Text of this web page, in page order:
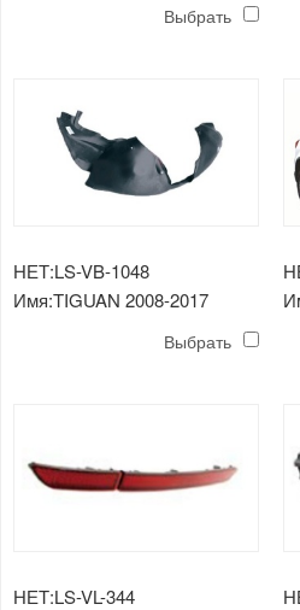
Выбрать
НЕТ:LS-VB-1048
Имя:TIGUAN 2008-2017
Выбрать
НЕТ:LS-VL-344